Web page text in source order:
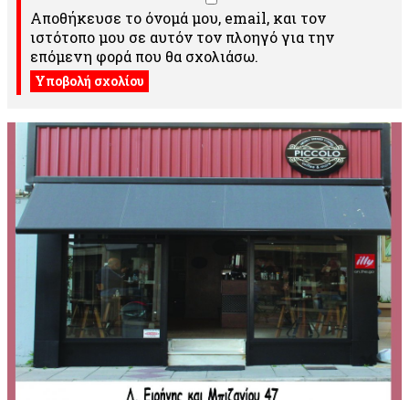
Αποθήκευσε το όνομά μου, email, και τον
ιστότοπο μου σε αυτόν τον πλοηγό για την
επόμενη φορά που θα σχολιάσω.